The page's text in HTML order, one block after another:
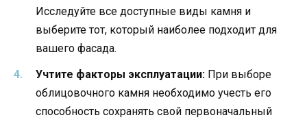
Исследуйте все доступные виды камня и
выберите тот, который наиболее подходит для
вашего фасада.
Учтите факторы эксплуатации: При выборе
облицовочного камня необходимо учесть его
способность сохранять свой первоначальный